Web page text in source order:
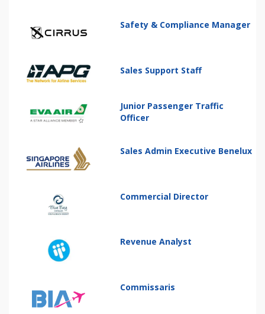
Safety & Compliance Manager
Sales Support Staff
Junior Passenger Traffic
Officer
Sales Admin Executive Benelux
Commercial Director
Revenue Analyst
Commissaris